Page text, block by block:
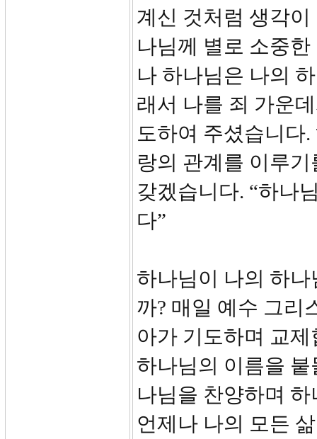
계신 것처럼 생각
나님께 별로 소중
나 하나님은 나의
래서 나를 죄 가운
도하여 주셨습니다
랑의 관계를 이루
갖겠습니다. “하나
다”
하나님이 나의 하
까? 매일 예수 그리
아가 기도하며 교
하나님의 이름을
나님을 찬양하며
언제나 나의 모든